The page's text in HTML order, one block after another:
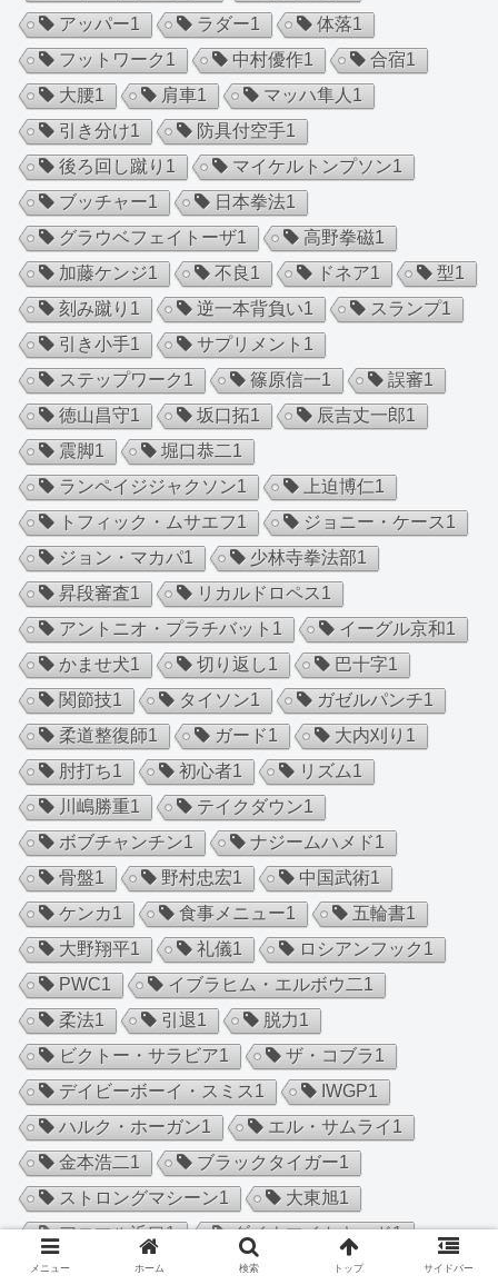
アッパー1 ラダー1 体落1
フットワーク1 中村優作1 合宿1
大腰1 肩車1 マッハ隼人 1
引き分け1 防具付空手1
後ろ回し蹴り 1 マイケルトンプソン1
ブッチャー1 日本拳法1
グラウベフェイトーザ1 高野拳磁1
加藤ケンジ1 不良 1 ドネア1 型1
刻み蹴り 1 逆一本背負い1 スランプ1
引き小手1 サプリメント 1
ステップワーク1 篠原信一1 誤審1
徳山昌守1 坂口拓1 辰吉丈一郎1
震脚1 堀口恭二1
ランペイジジャクソン1 上迫博仁1
トフィック・ムサエフ1 ジョニー・ケース1
ジョン・マカパ1 少林寺拳法部1
昇段審査1 リカルドロペス1
アントニオ・プラチバット 1 イーグル京和1
かませ犬1 切り返し1 巴十字1
関節技1 タイソン1 ガゼルパンチ1
柔道整復師1 ガード1 大内刈り 1
肘打ち1 初心者1 リズム1
川嶋勝重1 テイクダウン1
ボブチャンチン1 ナジームハメド1
骨盤1 野村忠宏1 中国武術1
ケンカ1 食事メニュー1 五輪書1
大野翔平1 礼儀1 ロシアンフック1
PWC1 イブラヒム・エルボウ二1
柔法1 引退1 脱力1
ビクトー・サラビア1 ザ・コブラ1
デイビーボーイ・スミス1 IWGP1
ハルク・ホーガン1 エル・サムライ 1
金本浩二1 ブラックタイガー1
ストロングマシーン1 大東旭1
アニマル浜口1 ダイナマイトキッド1
佐々木健介1 川田利明
メニュー ホーム 検索 トップ サイドバー